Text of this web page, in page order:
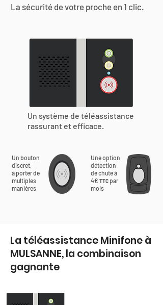
La sécurité de votre proche en 1 clic.
Un système de téléassistance
rassurant et efficace.
Un bouton
discret,
à porter de
multiples
manières
Une option
détection
de chute à
4€ TTC par
mois
La téléassistance Minifone à
MULSANNE, la combinaison
gagnante